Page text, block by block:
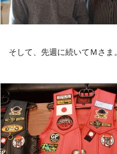
そして、先週に続いてＭさま。